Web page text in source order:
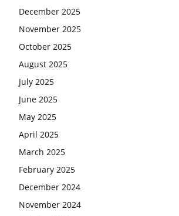
December 2025
November 2025
October 2025
August 2025
July 2025
June 2025
May 2025
April 2025
March 2025
February 2025
December 2024
November 2024